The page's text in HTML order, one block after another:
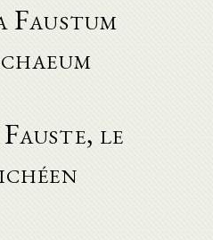
le